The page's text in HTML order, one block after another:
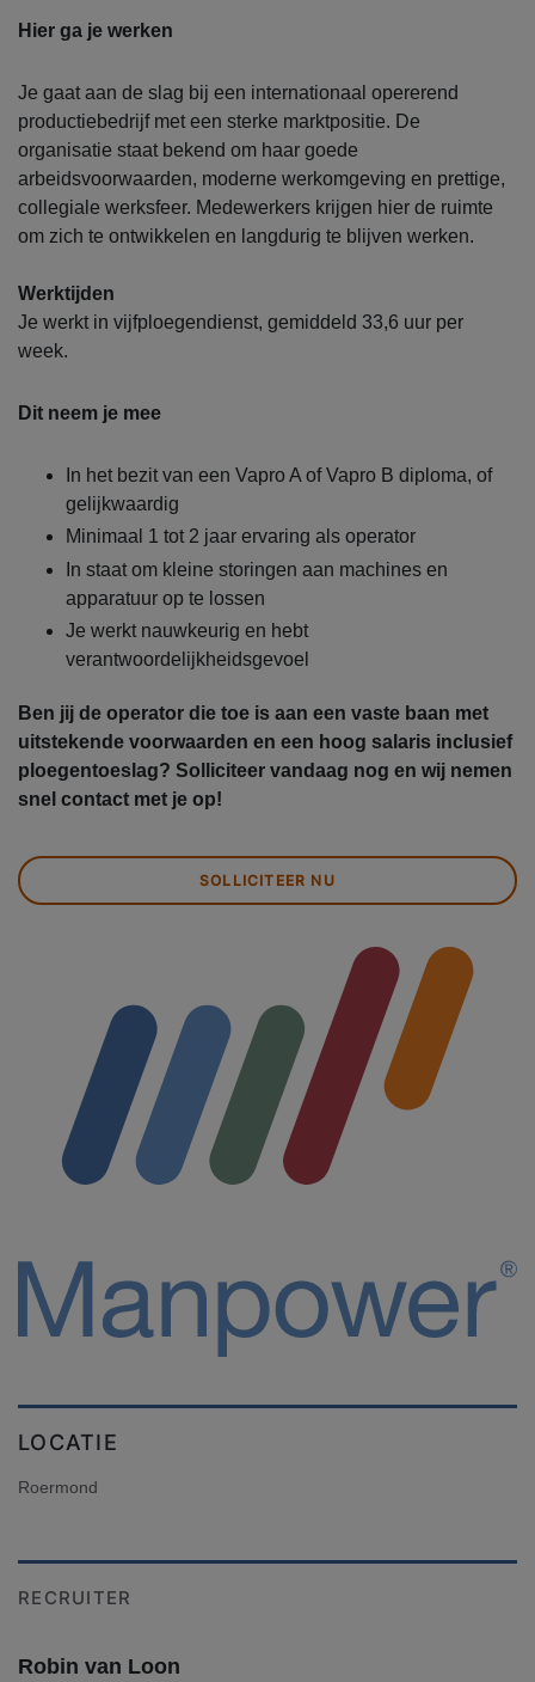
Hier ga je werken
Je gaat aan de slag bij een internationaal opererend
productiebedrijf met een sterke marktpositie. De
organisatie staat bekend om haar goede
arbeidsvoorwaarden, moderne werkomgeving en prettige,
collegiale werksfeer. Medewerkers krijgen hier de ruimte
om zich te ontwikkelen en langdurig te blijven werken.
Werktijden
Je werkt in vijfploegendienst, gemiddeld 33,6 uur per
week.
Dit neem je mee
In het bezit van een Vapro A of Vapro B diploma, of
gelijkwaardig
Minimaal 1 tot 2 jaar ervaring als operator
In staat om kleine storingen aan machines en
apparatuur op te lossen
Je werkt nauwkeurig en hebt
verantwoordelijkheidsgevoel
Ben jij de operator die toe is aan een vaste baan met
uitstekende voorwaarden en een hoog salaris inclusief
ploegentoeslag? Solliciteer vandaag nog en wij nemen
snel contact met je op!
SOLLICITEER NU
LOCATIE
Roermond
RECRUITER
Robin van Loon